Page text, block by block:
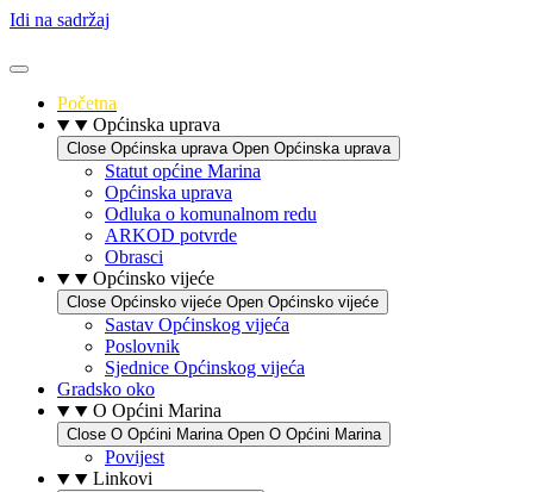
Idi na sadržaj
Početna
Općinska uprava
Close Općinska uprava Open Općinska uprava
Statut općine Marina
Općinska uprava
Odluka o komunalnom redu
ARKOD potvrde
Obrasci
Općinsko vijeće
Close Općinsko vijeće Open Općinsko vijeće
Sastav Općinskog vijeća
Poslovnik
Sjednice Općinskog vijeća
Gradsko oko
O Općini Marina
Close O Općini Marina Open O Općini Marina
Povijest
Linkovi